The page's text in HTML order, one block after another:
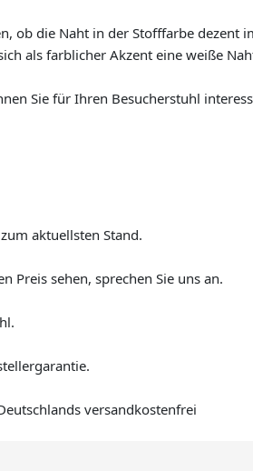
ob die Naht in der Stofffarbe dezent
als farblicher Akzent eine weiße
Sie für Ihren Besucherstuhl
aktuellsten Stand.
Preis sehen, sprechen Sie uns an.
versandkostenfrei